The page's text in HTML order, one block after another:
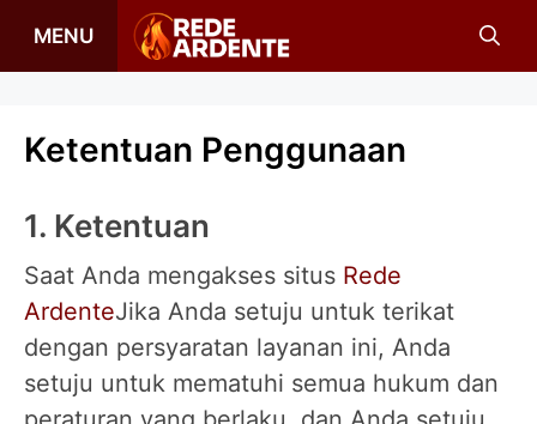
MENU
Ketentuan Penggunaan
1. Ketentuan
Saat Anda mengakses situs Rede
ArdenteJika Anda setuju untuk terikat
dengan persyaratan layanan ini, Anda
setuju untuk mematuhi semua hukum dan